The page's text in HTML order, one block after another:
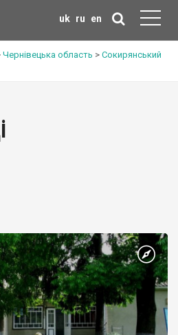
uk ru en
Чернівецька область > Сокирянський